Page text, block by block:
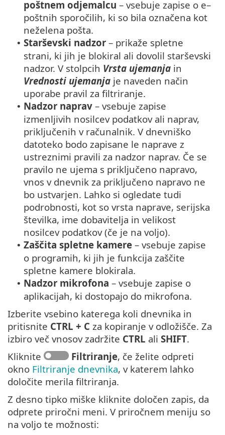
poštnem odjemalcu – vsebuje zapise o e–
poštnih sporočilih, ki so bila označena kot
neželena pošta.
• Starševski nadzor – prikaže spletne
strani, ki jih je blokiral ali dovolil starševski
nadzor. V stolpcih Vrsta ujemanja in
Vrednosti ujemanja je naveden način
uporabe pravil za filtriranje.
• Nadzor naprav – vsebuje zapise
izmenljivih nosilcev podatkov ali naprav,
priključenih v računalnik. V dnevniško
datoteko bodo zapisane le naprave z
ustreznimi pravili za nadzor naprav. Če se
pravilo ne ujema s priključeno napravo,
vnos v dnevnik za priključeno napravo ne
bo ustvarjen. Lahko si ogledate tudi
podrobnosti, kot so vrsta naprave, serijska
številka, ime dobavitelja in velikost
nosilcev podatkov (če je na voljo).
• Zaščita spletne kamere – vsebuje zapise
o programih, ki jih je funkcija zaščite
spletne kamere blokirala.
• Nadzor mikrofona – vsebuje zapise o
aplikacijah, ki dostopajo do mikrofona.
Izberite vsebino katerega koli dnevnika in
pritisnite CTRL + C za kopiranje v odložišče. Za
izbiro več vnosov zadržite CTRL ali SHIFT.
Kliknite
Filtriranje, če želite odpreti
okno Filtriranje dnevnika, v katerem lahko
določite merila filtriranja.
Z desno tipko miške kliknite določen zapis, da
odprete priročni meni. V priročnem meniju so
na voljo te možnosti: